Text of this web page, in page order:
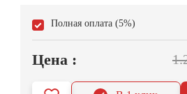
Полная оплата (5%)
Цена :